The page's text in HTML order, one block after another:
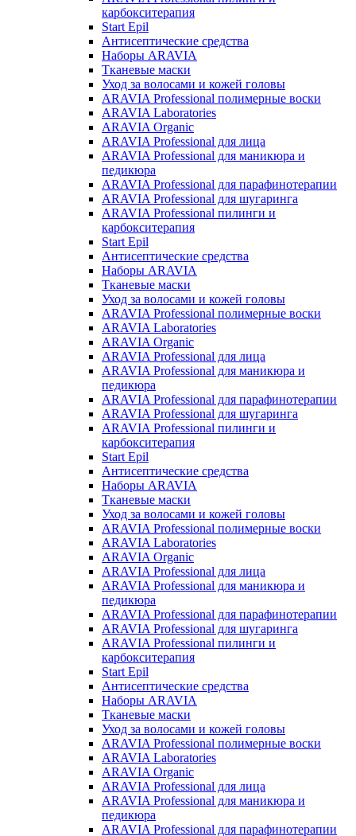
карбокситерапия
Start Epil
Антисептические средства
Наборы ARAVIA
Тканевые маски
Уход за волосами и кожей головы
ARAVIA Professional полимерные воски
ARAVIA Laboratories
ARAVIA Organic
ARAVIA Professional для лица
ARAVIA Professional для маникюра и
педикюра
ARAVIA Professional для парафинотерапии
ARAVIA Professional для шугаринга
ARAVIA Professional пилинги и
карбокситерапия
Start Epil
Антисептические средства
Наборы ARAVIA
Тканевые маски
Уход за волосами и кожей головы
ARAVIA Professional полимерные воски
ARAVIA Laboratories
ARAVIA Organic
ARAVIA Professional для лица
ARAVIA Professional для маникюра и
педикюра
ARAVIA Professional для парафинотерапии
ARAVIA Professional для шугаринга
ARAVIA Professional пилинги и
карбокситерапия
Start Epil
Антисептические средства
Наборы ARAVIA
Тканевые маски
Уход за волосами и кожей головы
ARAVIA Professional полимерные воски
ARAVIA Laboratories
ARAVIA Organic
ARAVIA Professional для лица
ARAVIA Professional для маникюра и
педикюра
ARAVIA Professional для парафинотерапии
ARAVIA Professional для шугаринга
ARAVIA Professional пилинги и
карбокситерапия
Start Epil
Антисептические средства
Наборы ARAVIA
Тканевые маски
Уход за волосами и кожей головы
ARAVIA Professional полимерные воски
ARAVIA Laboratories
ARAVIA Organic
ARAVIA Professional для лица
ARAVIA Professional для маникюра и
педикюра
ARAVIA Professional для парафинотерапии